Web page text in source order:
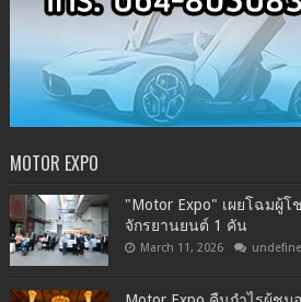
MOTOR EXPO
"Motor Expo" เผยโฉมผู้
จักรยานยนต์ 1 คัน
March 11, 2026